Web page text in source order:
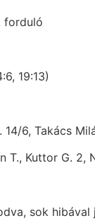
forduló
19:13)
6, Takács
T., Kuttor G. 2,
sok